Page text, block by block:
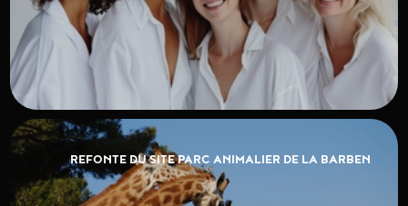
REFONTE DU SITE PARC ANIMALIER DE LA BARBEN